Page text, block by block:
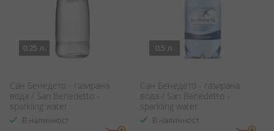
0.25 л.
Сан Бенедето - газирана
вода / San Benedetto -
sparkling water
В наличност
0.5 л.
Сан Бенедето - газирана
вода / San Benedetto -
sparkling water
В наличност